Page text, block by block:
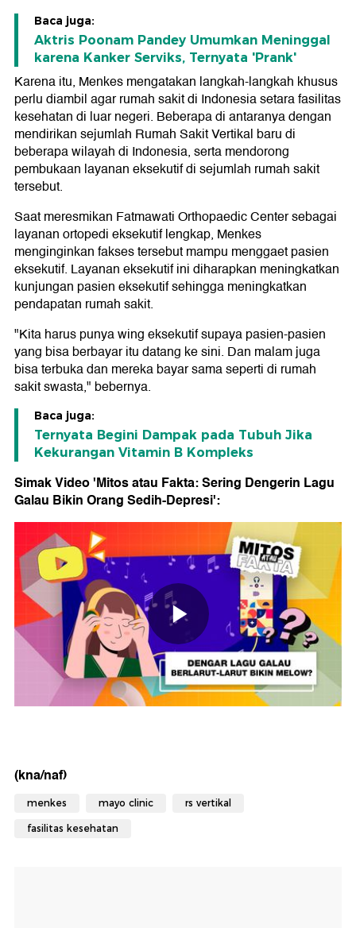
Baca juga:
Aktris Poonam Pandey Umumkan Meninggal
karena Kanker Serviks, Ternyata 'Prank'
Karena itu, Menkes mengatakan langkah-langkah khusus
perlu diambil agar rumah sakit di Indonesia setara fasilitas
kesehatan di luar negeri. Beberapa di antaranya dengan
mendirikan sejumlah Rumah Sakit Vertikal baru di
beberapa wilayah di Indonesia, serta mendorong
pembukaan layanan eksekutif di sejumlah rumah sakit
tersebut.
Saat meresmikan Fatmawati Orthopaedic Center sebagai
layanan ortopedi eksekutif lengkap, Menkes
menginginkan fakses tersebut mampu menggaet pasien
eksekutif. Layanan eksekutif ini diharapkan meningkatkan
kunjungan pasien eksekutif sehingga meningkatkan
pendapatan rumah sakit.
"Kita harus punya wing eksekutif supaya pasien-pasien
yang bisa berbayar itu datang ke sini. Dan malam juga
bisa terbuka dan mereka bayar sama seperti di rumah
sakit swasta," bebernya.
Baca juga:
Ternyata Begini Dampak pada Tubuh Jika
Kekurangan Vitamin B Kompleks
Simak Video 'Mitos atau Fakta: Sering Dengerin Lagu
Galau Bikin Orang Sedih-Depresi':
(kna/naf)
menkes mayo clinic rs vertikal
fasilitas kesehatan